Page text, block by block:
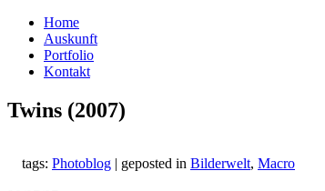
Home
Auskunft
Portfolio
Kontakt
Twins (2007)
tags: Photoblog | geposted in Bilderwelt, Macro